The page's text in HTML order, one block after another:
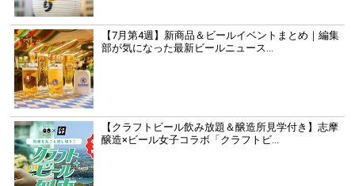
【7月第4週】新商品＆ビールイベントまとめ｜編集
部が気になった最新ビールニュース...
【クラフトビール飲み放題＆醸造所見学付き】志摩
醸造×ビール女子コラボ「クラフトビ...